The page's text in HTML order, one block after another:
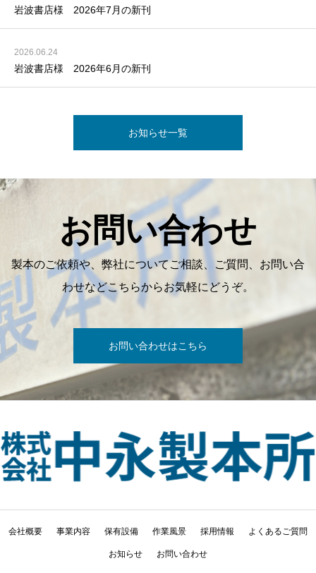
岩波書店様 2026年7月の新刊
2026.06.24
岩波書店様 2026年6月の新刊
お知らせ一覧
お問い合わせ
製本のご依頼や、弊社についてご相談、ご質問、お問い合
わせなどこちらからお気軽にどうぞ。
お問い合わせはこちら
会社概要 事業内容 保有設備 作業風景 採用情報 よくあるご質問
お知らせ お問い合わせ